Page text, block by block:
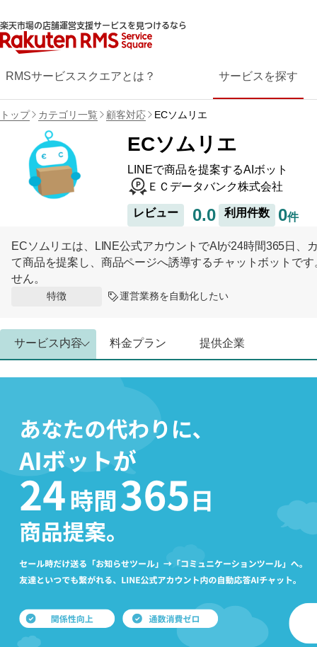
楽天市場の店舗運営支援サービスを見つけるなら
RMSサービススクエアとは？ サービスを探す
トップ カテゴリ一覧 顧客対応 ECソムリエ
ECソムリエ
LINEで商品を提案するAIボット
ＥＣデータバンク株式会社
レビュー 0.0 利用件数 0件
ECソムリエは、LINE公式アカウントでAIが24時間365日、
て商品を提案し、商品ページへ誘導するチャットボットで
せん。
特徴 運営業務を自動化したい
サービス内容 料金プラン 提供企業